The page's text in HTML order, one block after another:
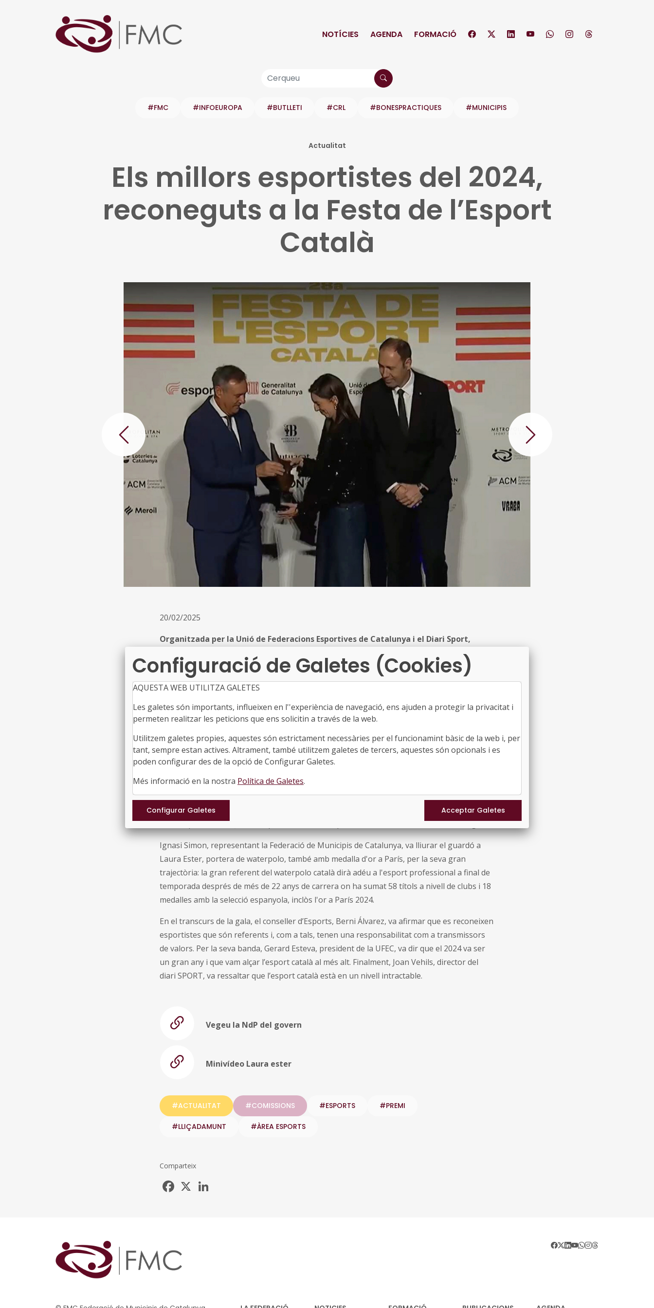
NOTÍCIES AGENDA FORMACIÓ
#FMC #INFOEUROPA #BUTLLETI #CRL #BONESPRACTIQUES #MUNICIPIS
Actualitat
Els millors esportistes del 2024,
reconeguts a la Festa de l’Esport
Català
Anterior Següent
20/02/2025
Organitzada per la Unió de Federacions Esportives de Catalunya i el Diari Sport,
juntament amb la Generalitat de Catalunya, i amb la col·laboració de la Federació de
Municipis de Catalunya, entre d’altres, ahir es va celebrar la gala que va premiar els
millors esportistes, entrenadors i equips del país l’any 2024, reafirmant el compromís
amb l’excel·lència esportiva
Ignasi Simon, president de l’Àrea d’Esports de l’FMC i alcalde de Lliçà d’Amunt, va
atorgar el premi a la millor esportista llegendària 360 a Laura Ester, que posa punt i
final a la seva exitosa carrera aquesta temporada
L’esport català continua amb una salut de ferro i així es va demostrar a la 28a edició de la
Festa de l’Esport Català, que un any més va premiar una temporada plena d’èxits i moments
especials per als esportistes i els equips catalans. La gala, que es va celebrar a l’America Cup
Experience, va guardonar els millors esportistes de casa nostra al 2024, molts dels quals
van ser presents als Jocs Olímpics de París 2024, però també n’hi havia d’altres d’emergents.
Ignasi Simon, representant la Federació de Municipis de Catalunya, va lliurar el guardó a
Laura Ester, portera de waterpolo, també amb medalla d'or a París, per la seva gran
trajectòria: la gran referent del waterpolo català dirà adéu a l'esport professional a final de
temporada després de més de 22 anys de carrera on ha sumat 58 títols a nivell de clubs i 18
medalles amb la selecció espanyola, inclòs l'or a París 2024.
En el transcurs de la gala, el conseller d’Esports, Berni Álvarez, va afirmar que es reconeixen
esportistes que són referents i, com a tals, tenen una responsabilitat com a transmissors
de valors. Per la seva banda, Gerard Esteva, president de la UFEC, va dir que el 2024 va ser
un gran any i que vam alçar l’esport català al més alt. Finalment, Joan Vehils, director del
diari SPORT, va ressaltar que l’esport català està en un nivell intractable.
Vegeu la NdP del govern
Minivídeo Laura ester
#ACTUALITAT #COMISSIONS #ESPORTS #PREMI
#LLIÇADAMUNT #ÀREA ESPORTS
Comparteix
Facebook
Configuració de Galetes (Cookies)
AQUESTA WEB UTILITZA GALETES
Les galetes són importants, influeixen en l''experiència de navegació, ens ajuden a protegir la privacitat i
permeten realitzar les peticions que ens solicitin a través de la web.
Utilitzem galetes propies, aquestes són estrictament necessàries per el funcionamint bàsic de la web i, per
tant, sempre estan actives. Altrament, també utilitzem galetes de tercers, aquestes són opcionals i es
poden configurar des de la opció de Configurar Galetes.
Més informació en la nostra Política de Galetes.